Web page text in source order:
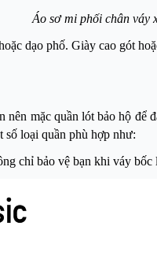
Áo sơ mi phối chân váy
dạo phố. Giày cao gót
mặc quần lót bảo hộ
số loại quần phù hợp như:
chỉ bảo vệ bạn khi váy